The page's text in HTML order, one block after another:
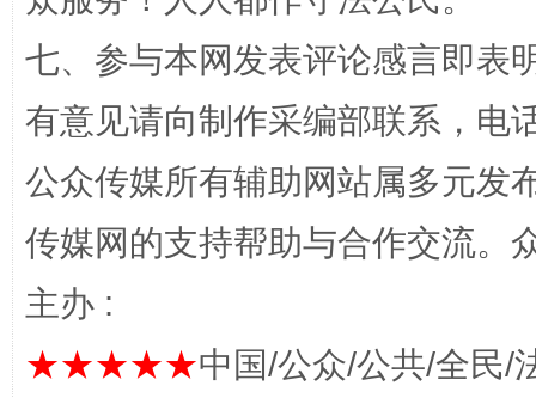
七、参与本网发表评论感言即表
有意见请向制作采编部联系，电
公众传媒所有辅助网站属多元发
传媒网的支持帮助与合作交流。
主办 :
★★★★★中国/公众/公共/全民/